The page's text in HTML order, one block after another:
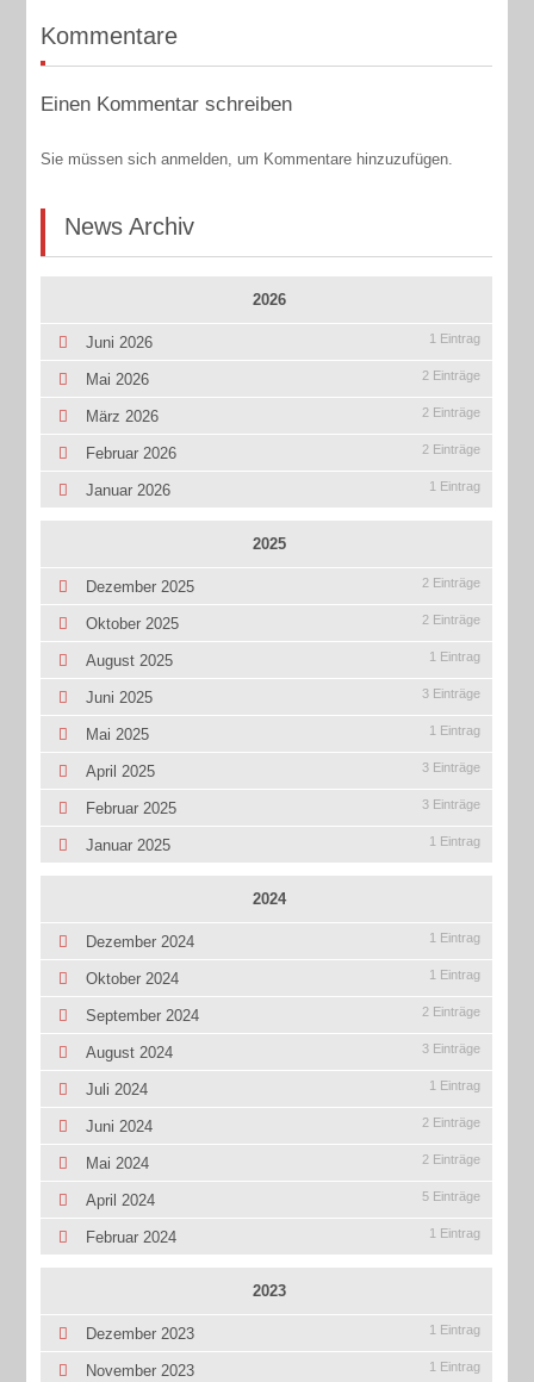
Kommentare
Einen Kommentar schreiben
Sie müssen sich anmelden, um Kommentare hinzuzufügen.
News Archiv
2026
Juni 2026 1 Eintrag
Mai 2026 2 Einträge
März 2026 2 Einträge
Februar 2026 2 Einträge
Januar 2026 1 Eintrag
2025
Dezember 2025 2 Einträge
Oktober 2025 2 Einträge
August 2025 1 Eintrag
Juni 2025 3 Einträge
Mai 2025 1 Eintrag
April 2025 3 Einträge
Februar 2025 3 Einträge
Januar 2025 1 Eintrag
2024
Dezember 2024 1 Eintrag
Oktober 2024 1 Eintrag
September 2024 2 Einträge
August 2024 3 Einträge
Juli 2024 1 Eintrag
Juni 2024 2 Einträge
Mai 2024 2 Einträge
April 2024 5 Einträge
Februar 2024 1 Eintrag
2023
Dezember 2023 1 Eintrag
November 2023 1 Eintrag